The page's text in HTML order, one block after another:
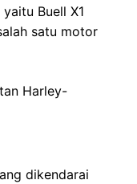
Buell X1
satu motor
dikendarai